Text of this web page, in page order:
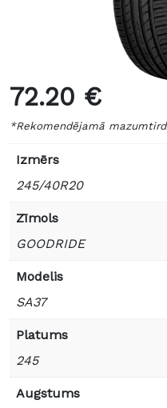
72.20 €
*Rekomendējamā
Izmērs
245/40R20
Zīmols
GOODRIDE
Modelis
SA37
Platums
245
Augstums